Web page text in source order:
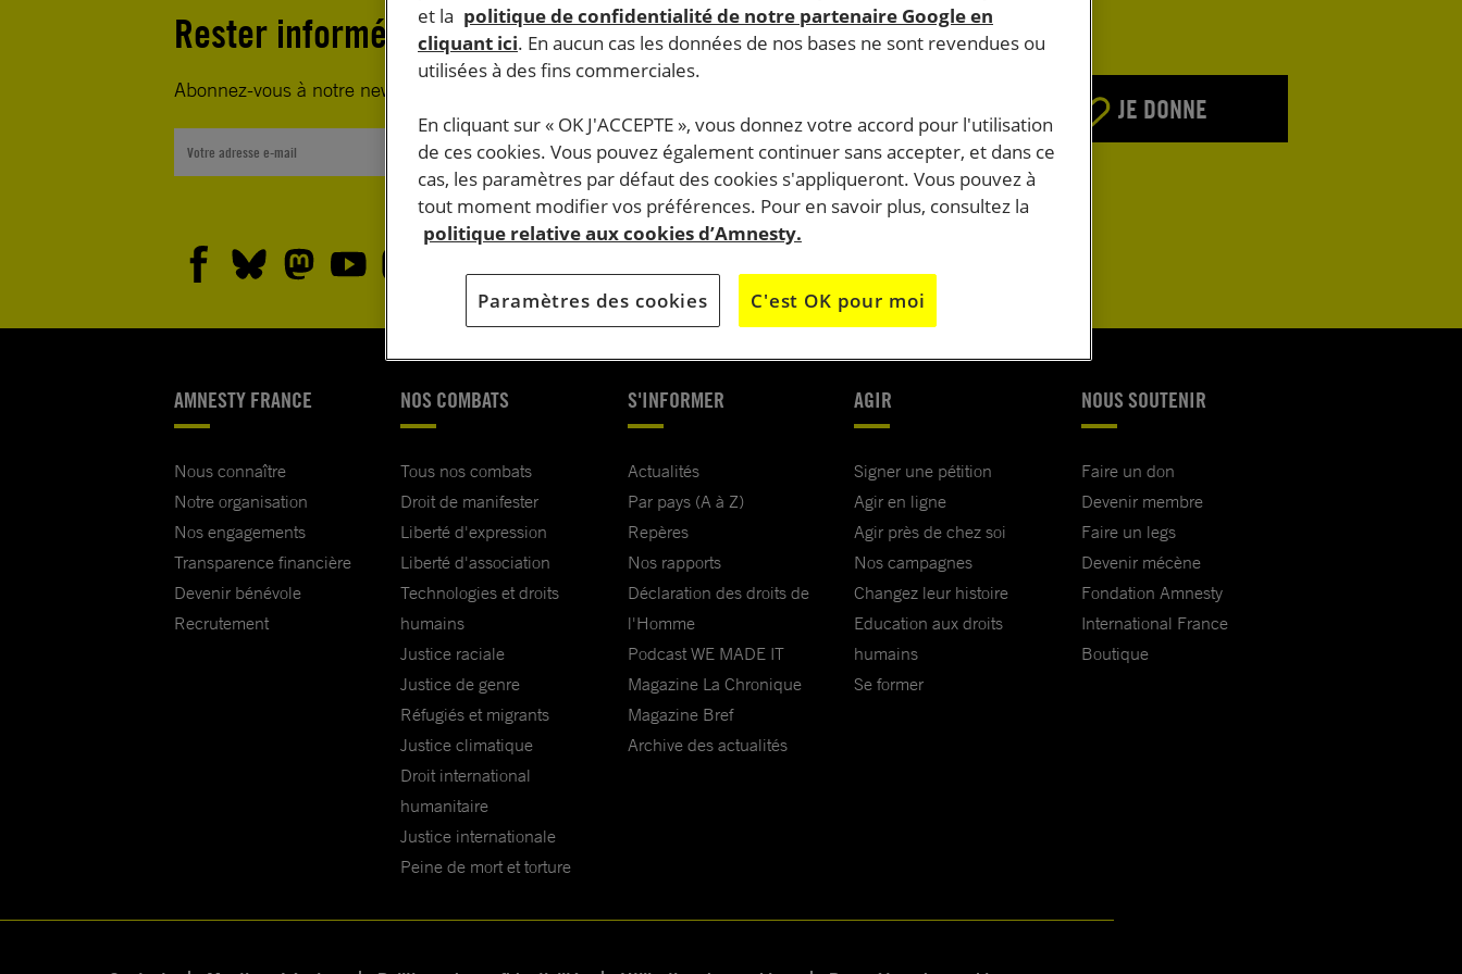
Rester informé·e
Abonnez-vous à notre newsletter hebdo.
OK
JE DONNE
JE M’ENGAGE
AMNESTY FRANCE
Nous connaître
Notre organisation
Nos engagements
Transparence financière
Devenir bénévole
Recrutement
NOS COMBATS
Tous nos combats
Droit de manifester
Liberté d'expression
Liberté d'association
Technologies et droits
humains
Justice raciale
Justice de genre
Réfugiés et migrants
Justice climatique
Droit international
humanitaire
Justice internationale
Peine de mort et torture
S'INFORMER
Actualités
Par pays (A à Z)
Repères
Nos rapports
Déclaration des droits de
l'Homme
Podcast WE MADE IT
Magazine La Chronique
Magazine Bref
Archive des actualités
AGIR
Signer une pétition
Agir en ligne
Agir près de chez soi
Nos campagnes
Changez leur histoire
Education aux droits
humains
Se former
NOUS SOUTENIR
Faire un don
Devenir membre
Faire un legs
Devenir mécène
Fondation Amnesty
International France
Boutique
et la politique de confidentialité de notre partenaire Google en
cliquant ici. En aucun cas les données de nos bases ne sont revendues ou
utilisées à des fins commerciales.
En cliquant sur « OK J'ACCEPTE », vous donnez votre accord pour l'utilisation
de ces cookies. Vous pouvez également continuer sans accepter, et dans ce
cas, les paramètres par défaut des cookies s'appliqueront. Vous pouvez à
tout moment modifier vos préférences. Pour en savoir plus, consultez la
politique relative aux cookies d’Amnesty.
Paramètres des cookies C'est OK pour moi